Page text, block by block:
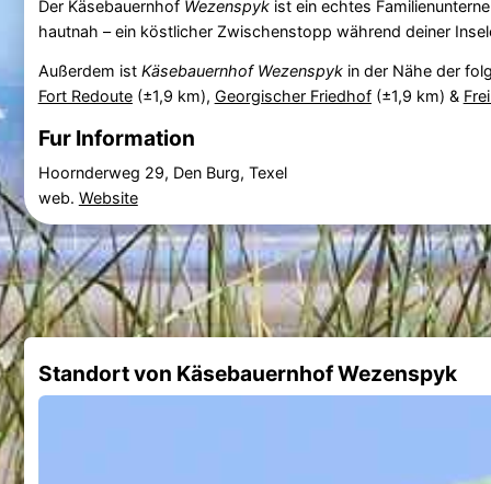
Der Käsebauernhof Wezenspykist ein echtes
hautnah – ein köstlicher Zwischenstopp während deiner
Außerdem ist Käsebauernhof Wezenspykin der Nähe der
Fort Redoute(±1,9 km), Georgischer Friedhof(±1,9 km) &
Fur Information
Hoornderweg 29, Den Burg, Texel
web. Website
Standort von Käsebauernhof Wezenspyk